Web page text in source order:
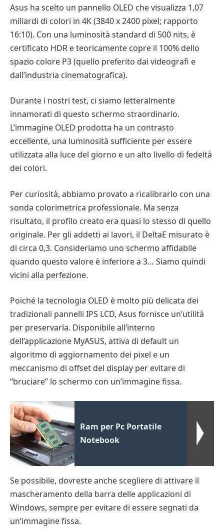
Asus ha scelto un pannello OLED che visualizza 1,07
miliardi di colori in 4K (3840 x 2400 pixel; rapporto
16:10). Con una luminosità standard di 500 nits, è
certificato HDR e teoricamente copre il 100% dello
spazio colore P3 (quello preferito dai videografi e
dall’industria cinematografica).
Durante i nostri test, ci siamo letteralmente
innamorati di questo schermo straordinario.
L’immagine OLED prodotta ha un contrasto
eccellente, una luminosità sufficiente per essere
utilizzata alla luce del giorno e un alto livello di fedeltà
dei colori.
Per curiosità, abbiamo provato a ricalibrarlo con una
sonda colorimetrica professionale. Ma senza
risultato, il profilo creato era quasi lo stesso di quello
originale. Per gli addetti ai lavori, il DeltaE misurato è
di circa 0,3. Consideriamo uno schermo affidabile
quando questo valore è inferiore a 3… Siamo quindi
vicini alla perfezione.
Poiché la tecnologia OLED è molto più delicata dei
tradizionali pannelli IPS LCD, Asus fornisce un’utilità
per preservarla. Disponibile all’interno
dell’applicazione MyASUS, attiva di default un
algoritmo di aggiornamento dei pixel e un
meccanismo di offset del display per evitare di
“bruciare” lo schermo con un’immagine fissa.
Ram per Pc Portatile
Notebook
Se possibile, dovreste anche scegliere di attivare il
mascheramento della barra delle applicazioni di
Windows, sempre per evitare di essere segnati da
un’immagine fissa.